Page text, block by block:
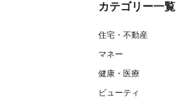
カテゴリー一覧
住宅・不動産
マネー
健康・医療
ビューティ